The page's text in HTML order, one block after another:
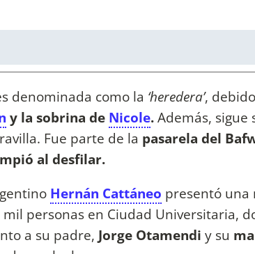
denominada como la ‘heredera’,
y la sobrina de Nicole.Además, sigue
Fue parte de la pasarela del
al desfilar.
Hernán Cattáneo presentó una
mil personas en Ciudad Universitaria,
a su padre, Jorge Otamendi y su